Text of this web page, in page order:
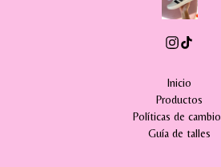
Inicio
Productos
Políticas de
Guía de talles